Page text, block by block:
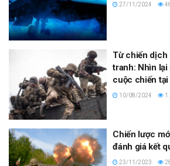
27/11/2024
Từ chiến dịch
tranh: Nhìn lại
cuộc chiến tại
10/08/2024
Chiến lược
đánh giá kết
23/11/2023